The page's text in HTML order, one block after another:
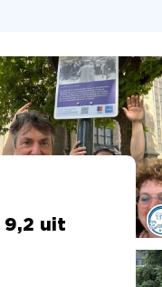
9,2 uit